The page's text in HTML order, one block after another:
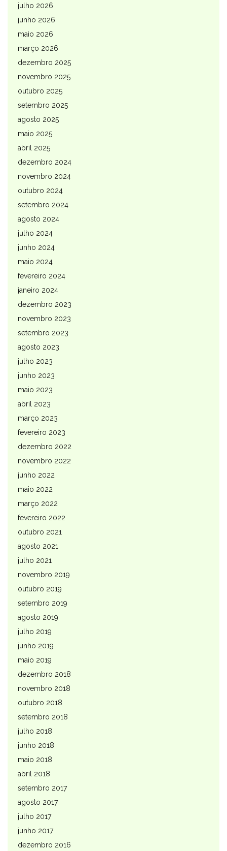
julho 2026
junho 2026
maio 2026
março 2026
dezembro 2025
novembro 2025
outubro 2025
setembro 2025
agosto 2025
maio 2025
abril 2025
dezembro 2024
novembro 2024
outubro 2024
setembro 2024
agosto 2024
julho 2024
junho 2024
maio 2024
fevereiro 2024
janeiro 2024
dezembro 2023
novembro 2023
setembro 2023
agosto 2023
julho 2023
junho 2023
maio 2023
abril 2023
março 2023
fevereiro 2023
dezembro 2022
novembro 2022
junho 2022
maio 2022
março 2022
fevereiro 2022
outubro 2021
agosto 2021
julho 2021
novembro 2019
outubro 2019
setembro 2019
agosto 2019
julho 2019
junho 2019
maio 2019
dezembro 2018
novembro 2018
outubro 2018
setembro 2018
julho 2018
junho 2018
maio 2018
abril 2018
setembro 2017
agosto 2017
julho 2017
junho 2017
dezembro 2016